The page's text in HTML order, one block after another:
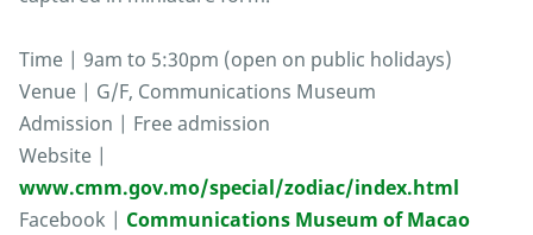
Time | 9am to 5:30pm (open on public holidays)
Venue | G/F, Communications Museum
Admission | Free admission
Website |
www.cmm.gov.mo/special/zodiac/index.html
Facebook | Communications Museum of Macao